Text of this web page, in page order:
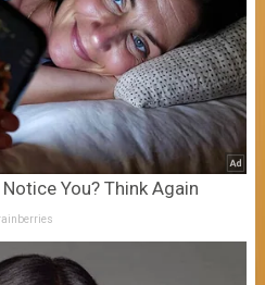
You? Think Again